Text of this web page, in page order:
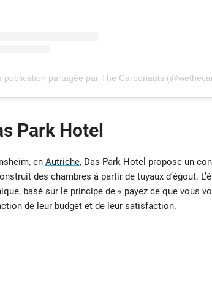
publication partagée par The Carbonauts
Park Hotel
en Autriche, Das Park Hotel propose un
des chambres à partir de tuyaux d’égout.
basé sur le principe de « payez ce que vous
de leur budget et de leur satisfaction.